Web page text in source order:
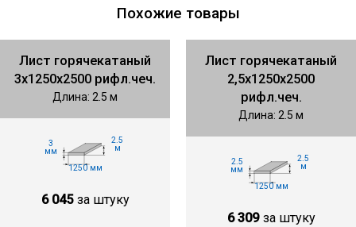
Похожие товары
Лист горячекатаный
3х1250х2500 рифл.чеч.
Длина: 2.5 м
3
мм
2.5
м
1250 мм
6 045 за штуку
Лист горячекатаный
2,5х1250х2500
рифл.чеч.
Длина: 2.5 м
2.5
мм
2.5
м
1250 мм
6 309 за штуку